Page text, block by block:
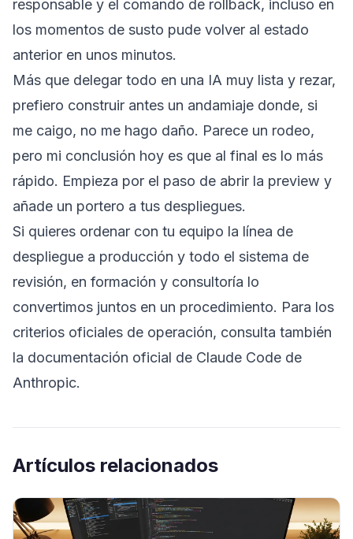
responsable y el comando de rollback, incluso en
los momentos de susto pude volver al estado
anterior en unos minutos.
Más que delegar todo en una IA muy lista y rezar,
prefiero construir antes un andamiaje donde, si
me caigo, no me hago daño. Parece un rodeo,
pero mi conclusión hoy es que al final es lo más
rápido. Empieza por el paso de abrir la preview y
añade un portero a tus despliegues.
Si quieres ordenar con tu equipo la línea de
despliegue a producción y todo el sistema de
revisión, en formación y consultoría lo
convertimos juntos en un procedimiento. Para los
criterios oficiales de operación, consulta también
la documentación oficial de Claude Code de
Anthropic.
Artículos relacionados